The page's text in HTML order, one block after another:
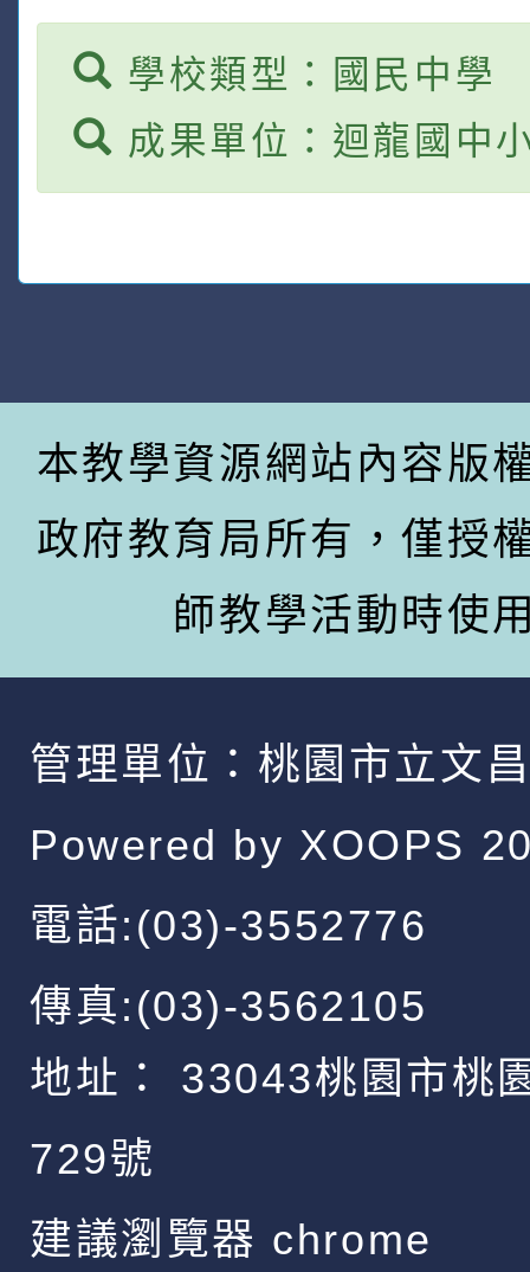
學校類型：國民中學
成果單位：迴龍國中
本教學資源網站內容版
政府教育局所有，僅授
師教學活動時使
管理單位： 桃園市立文
Powered by XOOPS
電話:(03)-3552776
傳真:(03)-3562105
地址：
33043桃園市桃
729號
建議瀏覽器 chrome